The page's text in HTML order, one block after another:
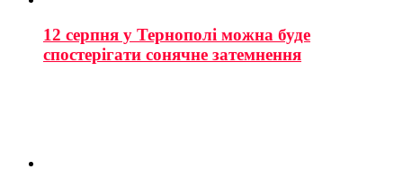
12 серпня у Тернополі можна буде
спостерігати сонячне затемнення